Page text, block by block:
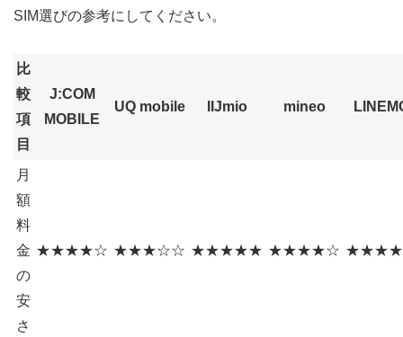
SIM選びの参考にしてください。
比
較
項
目
J:COM
MOBILE
UQ mobile IIJmio mineo
月
額
料
金
の
安
さ
★★★★☆ ★★★☆☆ ★★★★★ ★★★★☆